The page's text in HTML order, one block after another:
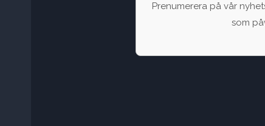
Prenumerera på vår
som